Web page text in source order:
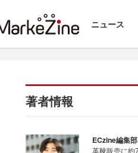
ニュース
著者情報
ECzine編集
革靴販売に約